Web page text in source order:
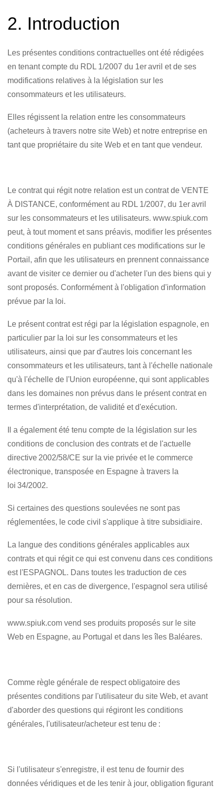
2. Introduction
Les présentes conditions contractuelles ont été rédigées
en tenant compte du RDL 1/2007 du 1er avril et de ses
modifications relatives à la législation sur les
consommateurs et les utilisateurs.
Elles régissent la relation entre les consommateurs
(acheteurs à travers notre site Web) et notre entreprise en
tant que propriétaire du site Web et en tant que vendeur.
Le contrat qui régit notre relation est un contrat de VENTE
À DISTANCE, conformément au RDL 1/2007, du 1er avril
sur les consommateurs et les utilisateurs. www.spiuk.com
peut, à tout moment et sans préavis, modifier les présentes
conditions générales en publiant ces modifications sur le
Portail, afin que les utilisateurs en prennent connaissance
avant de visiter ce dernier ou d'acheter l'un des biens qui y
sont proposés. Conformément à l'obligation d'information
prévue par la loi.
Le présent contrat est régi par la législation espagnole, en
particulier par la loi sur les consommateurs et les
utilisateurs, ainsi que par d'autres lois concernant les
consommateurs et les utilisateurs, tant à l'échelle nationale
qu'à l'échelle de l'Union européenne, qui sont applicables
dans les domaines non prévus dans le présent contrat en
termes d'interprétation, de validité et d'exécution.
Il a également été tenu compte de la législation sur les
conditions de conclusion des contrats et de l'actuelle
directive 2002/58/CE sur la vie privée et le commerce
électronique, transposée en Espagne à travers la
loi 34/2002.
Si certaines des questions soulevées ne sont pas
réglementées, le code civil s'applique à titre subsidiaire.
La langue des conditions générales applicables aux
contrats et qui régit ce qui est convenu dans ces conditions
est l'ESPAGNOL. Dans toutes les traduction de ces
dernières, et en cas de divergence, l'espagnol sera utilisé
pour sa résolution.
www.spiuk.com vend ses produits proposés sur le site
Web en Espagne, au Portugal et dans les îles Baléares.
Comme règle générale de respect obligatoire des
présentes conditions par l'utilisateur du site Web, et avant
d'aborder des questions qui régiront les conditions
générales, l'utilisateur/acheteur est tenu de :
Si l'utilisateur s'enregistre, il est tenu de fournir des
données véridiques et de les tenir à jour, obligation figurant